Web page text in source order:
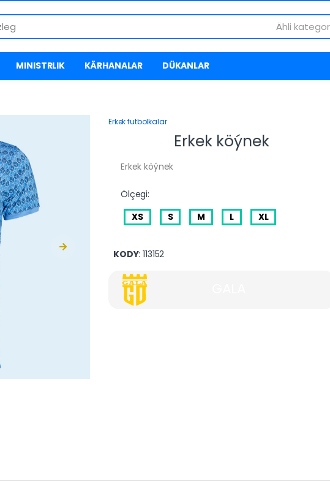
Ähli
MINISTRLIK KÄRHANALAR DÜKANLAR
Erkek futbolkalar
Erkek köýnek
Erkek köýnek
Ölçegi:
XS
S M L XL
KODY: 113152